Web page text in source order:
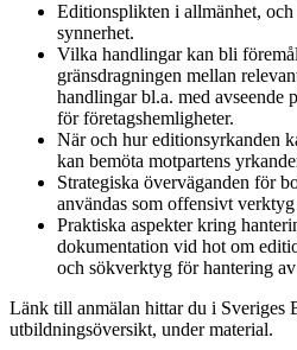
Editionsplikten i allmänhet, och
synnerhet.
Vilka handlingar kan bli
gränsdragningen mellan
handlingar bl.a. med avseende
för företagshemligheter.
När och hur editionsyrkanden
kan bemöta motpartens
Strategiska överväganden för
användas som offensivt
Praktiska aspekter kring
dokumentation vid hot om
och sökverktyg för hantering av
Länk till anmälan hittar du i Sveriges
utbildningsöversikt, under material.